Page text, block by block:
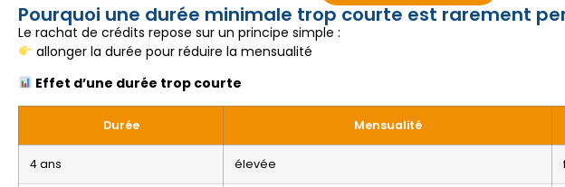
Pourquoi une durée minimale trop courte est rarement
Le rachat de crédits repose sur un principe simple :
allonger la durée pour réduire la mensualité
Effet d’une durée trop courte
Durée Mensualité
4 ans élevée